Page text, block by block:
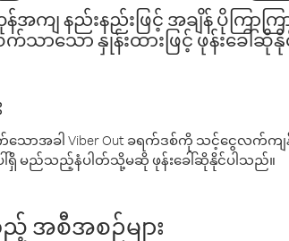
ကျ နည်းနည်းဖြင့် အချိန် ပိုကြာက
က်သာသော နှုန်းထားဖြင့် ဖုန်းခေါ်
အခါ Viber Out ခရက်ဒစ်ကို သင့်ငွေလက်က
ေါ်ရှိ မည်သည့်နံပါတ်သို့မဆို ဖုန်းခေါ်ဆိုနိုင်ပါသည်။
အစီအစဉ်များ